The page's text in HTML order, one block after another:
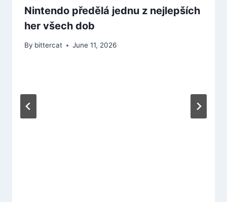
Nintendo předělá jednu z nejlepších
her všech dob
By bittercat June 11, 2026